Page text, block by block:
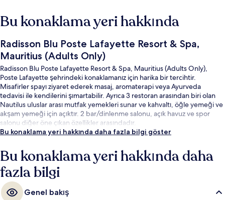
Bu konaklama yeri hakkında
Radisson Blu Poste Lafayette Resort & Spa,
Mauritius (Adults Only)
Radisson Blu Poste Lafayette Resort & Spa, Mauritius (Adults Only),
Poste Lafayette şehrindeki konaklamanız için harika bir tercihtir.
Misafirler spayı ziyaret ederek masaj, aromaterapi veya Ayurveda
tedavisi ile kendilerini şımartabilir. Ayrıca 3 restoran arasından biri olan
Nautilus uluslar arası mutfak yemekleri sunar ve kahvaltı, öğle yemeği ve
akşam yemeği için açıktır. 2 bar/dinlenme salonu, açık havuz ve spor
salonu diğer öne çıkan özellikler arasındadır.
Bu konaklama yeri hakkında daha fazla bilgi göster
Bu konaklama yeri hakkında daha
fazla bilgi
Genel bakış